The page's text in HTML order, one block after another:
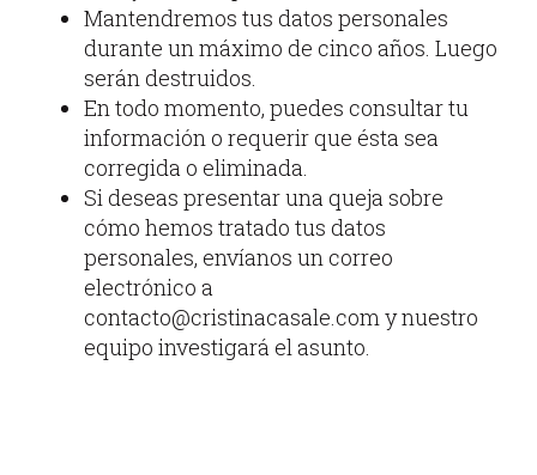
Mantendremos tus datos personales
durante un máximo de cinco años. Luego
serán destruidos.
En todo momento, puedes consultar tu
información o requerir que ésta sea
corregida o eliminada.
Si deseas presentar una queja sobre
cómo hemos tratado tus datos
personales, envíanos un correo
electrónico a
contacto@cristinacasale.com y nuestro
equipo investigará el asunto.